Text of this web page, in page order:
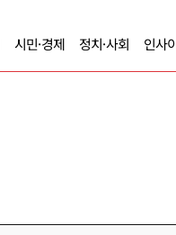
시민·경제 정치·사회 인사